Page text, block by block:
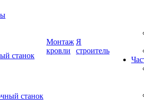
станок
станок
Монтаж
Я